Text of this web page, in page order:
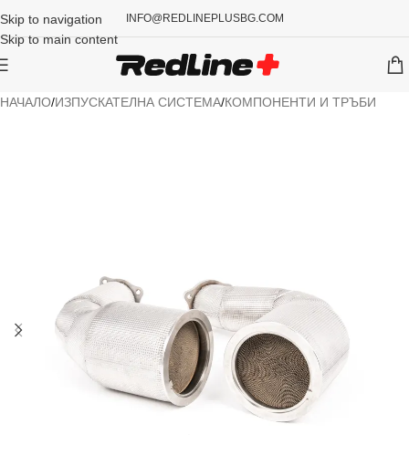
Skip to navigation
Skip to main content
INFO@REDLINEPLUSBG.COM
НАЧАЛО/ИЗПУСКАТЕЛНА СИСТЕМА/КОМПОНЕНТИ И ТРЪБИ